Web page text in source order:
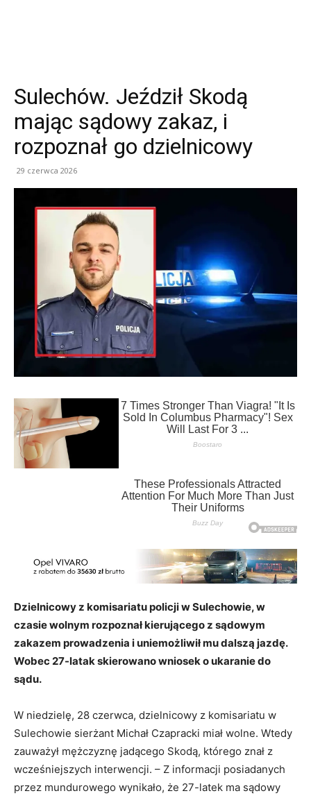
Sulechów. Jeździł Skodą
mając sądowy zakaz, i
rozpoznał go dzielnicowy
29 czerwca 2026
Dzielnicowy z komisariatu policji w Sulechowie, w
czasie wolnym rozpoznał kierującego z sądowym
zakazem prowadzenia i uniemożliwił mu dalszą jazdę.
Wobec 27-latak skierowano wniosek o ukaranie do
sądu.
W niedzielę, 28 czerwca, dzielnicowy z komisariatu w
Sulechowie sierżant Michał Czapracki miał wolne. Wtedy
zauważył mężczyznę jadącego Skodą, którego znał z
wcześniejszych interwencji. – Z informacji posiadanych
przez mundurowego wynikało, że 27-latek ma sądowy